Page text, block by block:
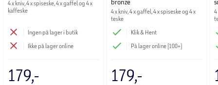
4 x kniv, 4 x spiseske, 4 x gaffel og 4 x
kaffeske
Ingen på lager i butik
Ikke på lager online
179,-
bronze
4 x kniv, 4 x gaffel, 4 x spiseske og 4 x
teske
Klik & Hent
På lager online (100+)
179,-
4